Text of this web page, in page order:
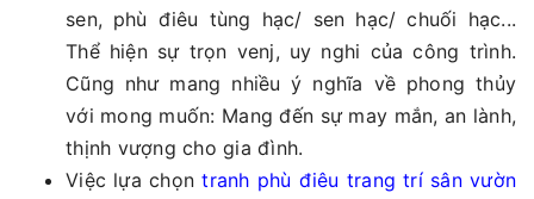
sen, phù điêu tùng hạc/ sen hạc/ chuối hạc...
Thể hiện sự trọn venj, uy nghi của công trình.
Cũng như mang nhiều ý nghĩa về phong thủy
với mong muốn: Mang đến sự may mắn, an lành,
thịnh vượng cho gia đình.
Việc lựa chọntranh phù điêu trang trí sân vườn